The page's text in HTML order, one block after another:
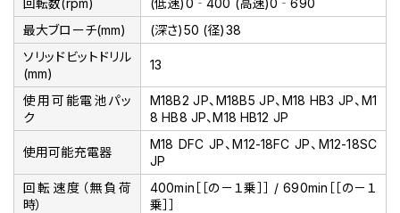
最大ブローチ(mm)
(深さ)50 (径)38
ソリッドビットドリル
(mm)
13
使用可能電池パッ
ク
M18B2 JP、M18B5 JP、M18 HB3 JP、M1
8 HB8 JP、M18 HB12 JP
使用可能充電器
M18 DFC JP、M12-18FC JP、M12-18SC
JP
回転速度（無負荷
時）
400min［［の－１乗］］ / 690min［［の－１
乗］］